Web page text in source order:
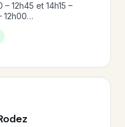
12h45 et 14h15 –
12h00…